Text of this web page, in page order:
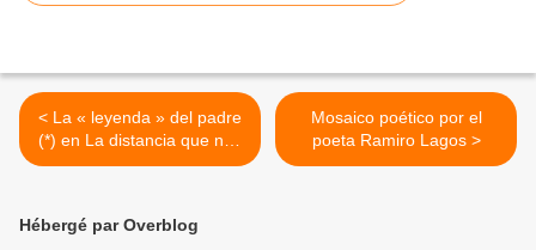
< La « leyenda » del padre
(*) en La distancia que nos
separa (1) por Mario
Mosaico poético por el
poeta Ramiro Lagos >
Hébergé par Overblog